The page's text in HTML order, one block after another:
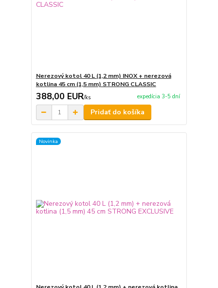
Nerezový kotol 40 L (1,2 mm) INOX + nerezová
kotlina 45 cm (1,5 mm) STRONG CLASSIC
388,00 EUR/ks expedícia 3-5 dní
Pridať do košíka
Novinka